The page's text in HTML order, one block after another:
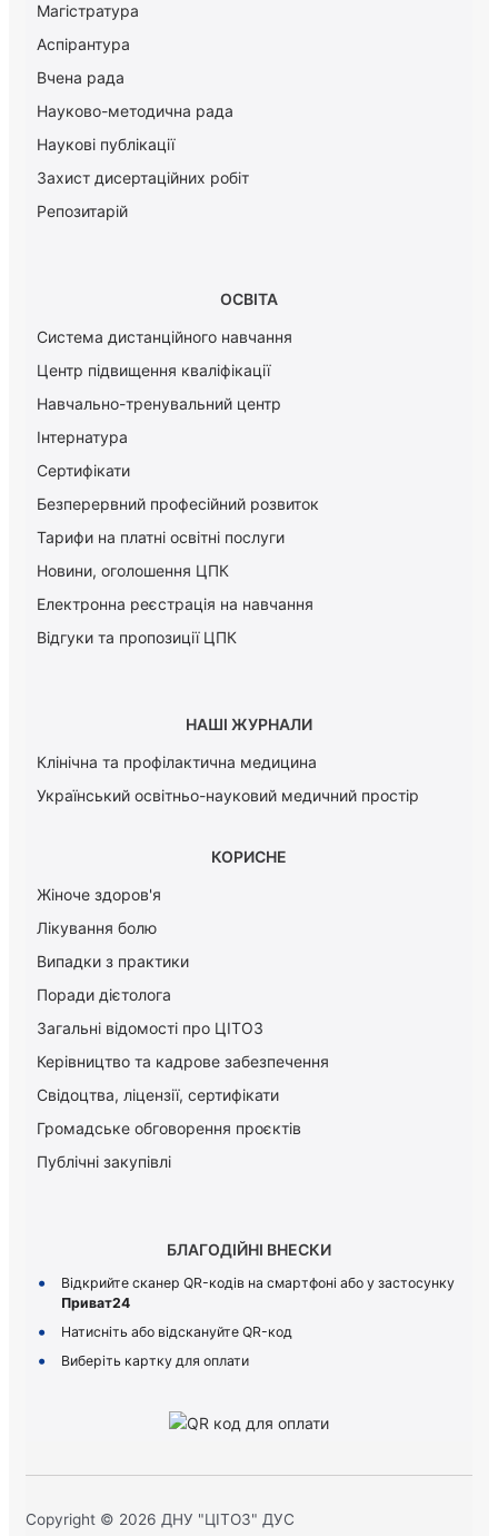
Магістратура
Аспірантура
Вчена рада
Науково-методична рада
Наукові публікації
Захист дисертаційних робіт
Репозитарій
ОСВІТА
Система дистанційного навчання
Центр підвищення кваліфікації
Навчально-тренувальний центр
Інтернатура
Сертифікати
Безперервний професійний розвиток
Тарифи на платні освітні послуги
Новини, оголошення ЦПК
Електронна реєстрація на навчання
Відгуки та пропозиції ЦПК
НАШІ ЖУРНАЛИ
Клінічна та профілактична медицина
Український освітньо-науковий медичний простір
КОРИСНЕ
Жіноче здоров'я
Лікування болю
Випадки з практики
Поради дієтолога
Загальні відомості про ЦІТОЗ
Керiвництво та кадрове забезпечення
Свідоцтва, ліцензії, сертифікати
Громадське обговорення проєктів
Публічні закупівлі
БЛАГОДІЙНІ ВНЕСКИ
Відкрийте сканер QR-кодів на смартфоні або у застосунку
Приват24
Натисніть або відскануйте QR-код
Виберіть картку для оплати
Copyright © 2026 ДНУ "ЦІТОЗ" ДУС